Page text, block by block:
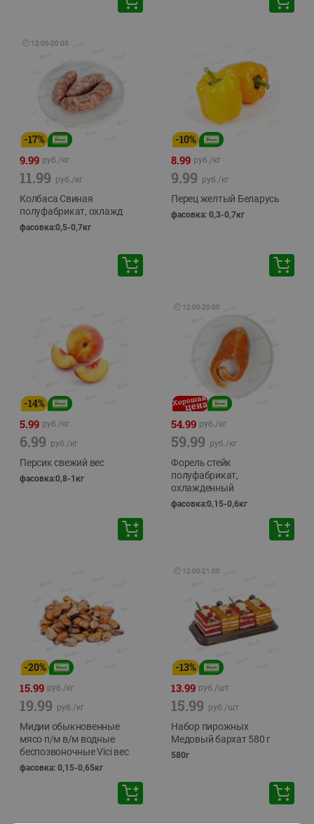
🕘 12:00-20:00
-17%
9.99 руб./кг
11.99 руб./кг
Колбаса Свиная
полуфабрикат, охлажд
фасовка:0,5-0,7кг
-10%
8.99 руб./кг
9.99 руб./кг
Перец желтый Беларусь
фасовка: 0,3-0,7кг
-14%
5.99 руб./кг
6.99 руб./кг
Персик свежий вес
фасовка:0,8-1кг
🕘 12:00-20:00
54.99 руб./кг
59.99 руб./кг
Форель стейк
полуфабрикат,
охлажденный
фасовка:0,15-0,6кг
-20%
15.99 руб./кг
19.99 руб./кг
Мидии обыкновенные
мясо п/м в/м водные
беспозвоночные Vici вес
фасовка: 0,15-0,65кг
🕘 12:00-21:00
-13%
13.99 руб./шт
15.99 руб./шт
Набор пирожных
Медовый бархат 580 г
580г